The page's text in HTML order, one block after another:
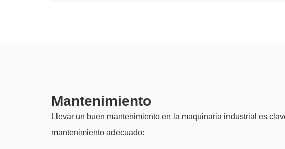
Mantenimiento
Llevar un buen mantenimiento en la maquinaria industrial es
mantenimiento adecuado: